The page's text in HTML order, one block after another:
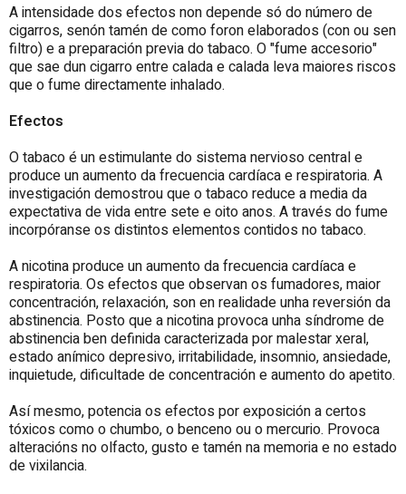
A intensidade dos efectos non depende só do número de
cigarros, senón tamén de como foron elaborados (con ou sen
filtro) e a preparación previa do tabaco. O "fume accesorio"
que sae dun cigarro entre calada e calada leva maiores riscos
que o fume directamente inhalado.
Efectos
O tabaco é un estimulante do sistema nervioso central e
produce un aumento da frecuencia cardíaca e respiratoria. A
investigación demostrou que o tabaco reduce a media da
expectativa de vida entre sete e oito anos. A través do fume
incorpóranse os distintos elementos contidos no tabaco.
A nicotina produce un aumento da frecuencia cardíaca e
respiratoria. Os efectos que observan os fumadores, maior
concentración, relaxación, son en realidade unha reversión da
abstinencia. Posto que a nicotina provoca unha síndrome de
abstinencia ben definida caracterizada por malestar xeral,
estado anímico depresivo, irritabilidade, insomnio, ansiedade,
inquietude, dificultade de concentración e aumento do apetito.
Así mesmo, potencia os efectos por exposición a certos
tóxicos como o chumbo, o benceno ou o mercurio. Provoca
alteracións no olfacto, gusto e tamén na memoria e no estado
de vixilancia.